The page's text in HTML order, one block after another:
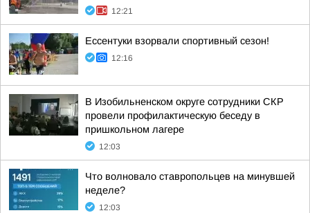
12:21
Ессентуки взорвали спортивный сезон!
12:16
В Изобильненском округе сотрудники СКР
провели профилактическую беседу в
пришкольном лагере
12:03
Что волновало ставропольцев на минувшей
неделе?
12:03